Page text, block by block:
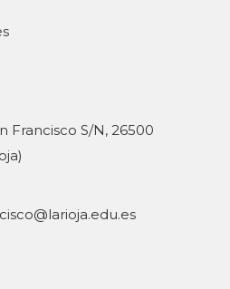
Francisco S/N, 26500